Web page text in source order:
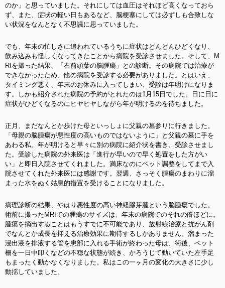
のか」と思っていました。それにしては血圧はそれほど高くなっておら
ず、また、症状の軽い日もあるなど、脳梗塞にしては必ずしも合致しな
い状況をなんとなく不思議に思っていました。
でも、年末の忙しさに追われているうちに症状はどんどんひどくなり、
飲み込みも怪しくなってきたことから病院を受診させました。そして、M
RIを撮った結果、「右前頭葉の脳腫瘍」との診断。その病院では治療が
できなかったため、他の病院を受診する必要がありました。とはいえ、
タイミング悪く、年末のお休みに入ってしまい、受診は年明けになりま
す。しかも紹介された病院の予約がとれたのは1月15日でした。日に日に
症状がひどくなるのにヒヤヒヤしながら年が明けるのを待ちました。
正月、まだなんとか歩けた母といっしょに父親の墓参りに行きました。
「母親の脳腫瘍が悪性度の高いものではないように」と父親の墓に手を
あわる私。年が明けると早々に別の病院に紹介状を書き、受診させまし
た。受診した病院の外来医は「進行が早いので早く処置をした方がい
い」と即日入院させてくれました。満床なのにベット調整をしてまで入
院させてくれた外来医には感謝です。翌週、さっそく腫瘍のまわりに溜
まった水をぬく姑息的措置を受けることになりました。
病理診断の結果、やはり悪性度の高い神経膠芽腫という脳腫瘍でした。
術前に撮ったMRIでの腫瘍のサイズは、年末の病院でのそれの倍ほどに。
腫瘍を摘出することはもうすでに不可能であり、放射線治療と抗がん剤
でなんとか成長を抑える治療効果に期待するしかありません。溜まった
浸出液を排液する管を患部に入れる手術が終わった母は、術後、ベット
柵を一日中叩くなどの不穏な状態が続き、かろうじて動いていた左手足
もまったく動かなくなりました。私はこの一ヶ月の変化の大きさに少し
動揺していました。